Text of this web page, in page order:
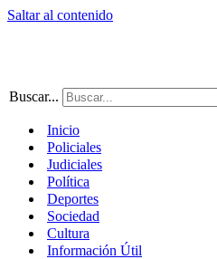
Saltar al contenido
Buscar...
Inicio
Policiales
Judiciales
Política
Deportes
Sociedad
Cultura
Información Útil